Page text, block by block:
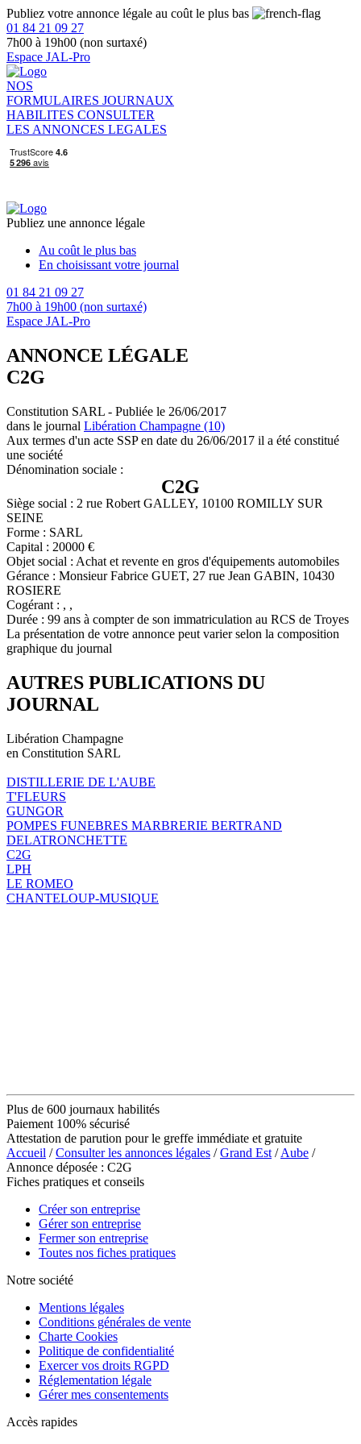
Publiez votre annonce légale au coût le plus bas
01 84 21 09 27
7h00 à 19h00 (non surtaxé)
Espace JAL-Pro
NOS
FORMULAIRES JOURNAUX
HABILITES CONSULTER
LES ANNONCES LEGALES
Publiez une annonce légale
Au coût le plus bas
En choisissant votre journal
01 84 21 09 27
7h00 à 19h00 (non surtaxé)
Espace JAL-Pro
ANNONCE LÉGALE
C2G
Constitution SARL - Publiée le 26/06/2017
dans le journal Libération Champagne (10)
Aux termes d'un acte SSP en date du 26/06/2017 il a été constitué
une société
Dénomination sociale :
C2G
Siège social : 2 rue Robert GALLEY, 10100 ROMILLY SUR
SEINE
Forme : SARL
Capital : 20000 €
Objet social : Achat et revente en gros d'équipements automobiles
Gérance : Monsieur Fabrice GUET, 27 rue Jean GABIN, 10430
ROSIERE
Cogérant : , ,
Durée : 99 ans à compter de son immatriculation au RCS de Troyes
La présentation de votre annonce peut varier selon la composition
graphique du journal
AUTRES PUBLICATIONS DU
JOURNAL
Libération Champagne
en Constitution SARL
DISTILLERIE DE L'AUBE
T'FLEURS
GUNGOR
POMPES FUNEBRES MARBRERIE BERTRAND
DELATRONCHETTE
C2G
LPH
LE ROMEO
CHANTELOUP-MUSIQUE
Plus de 600 journaux habilités
Paiement 100% sécurisé
Attestation de parution pour le greffe immédiate et gratuite
Accueil /Consulter les annonces légales /Grand Est /Aube /
Annonce déposée : C2G
Fiches pratiques et conseils
Créer son entreprise
Gérer son entreprise
Fermer son entreprise
Toutes nos fiches pratiques
Notre société
Mentions légales
Conditions générales de vente
Charte Cookies
Politique de confidentialité
Exercer vos droits RGPD
Réglementation légale
Gérer mes consentements
Accès rapides